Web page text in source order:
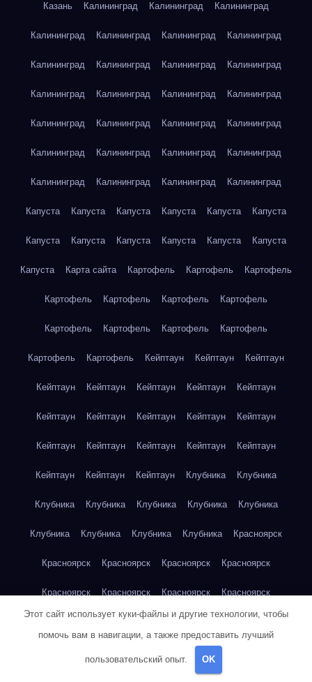
Казань Калининград Калининград Калининград
Калининград Калининград Калининград Калининград
Калининград Калининград Калининград Калининград
Калининград Калининград Калининград Калининград
Калининград Калининград Калининград Калининград
Калининград Калининград Калининград Калининград
Калининград Калининград Калининград Калининград
Капуста Капуста Капуста Капуста Капуста Капуста
Капуста Капуста Капуста Капуста Капуста Капуста
Капуста Карта сайта Картофель Картофель Картофель
Картофель Картофель Картофель Картофель
Картофель Картофель Картофель Картофель
Картофель Картофель Кейптаун Кейптаун Кейптаун
Кейптаун Кейптаун Кейптаун Кейптаун Кейптаун
Кейптаун Кейптаун Кейптаун Кейптаун Кейптаун
Кейптаун Кейптаун Кейптаун Кейптаун Кейптаун
Кейптаун Кейптаун Кейптаун Клубника Клубника
Клубника Клубника Клубника Клубника Клубника
Клубника Клубника Клубника Клубника Красноярск
Красноярск Красноярск Красноярск Красноярск
Красноярск Красноярск Красноярск Красноярск
Красноярск Красноярск Красноярск
Кукуруза
Этот сайт использует куки-файлы и другие технологии, чтобы
помочь вам в навигации, а также предоставить лучший
пользовательский опыт. OK